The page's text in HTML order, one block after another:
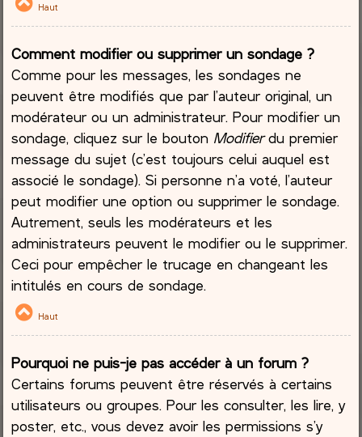
Haut
Comment modifier ou supprimer un sondage ?
Comme pour les messages, les sondages ne
peuvent être modifiés que par l’auteur original, un
modérateur ou un administrateur. Pour modifier un
sondage, cliquez sur le bouton Modifierdu premier
message du sujet (c’est toujours celui auquel est
associé le sondage). Si personne n’a voté, l’auteur
peut modifier une option ou supprimer le sondage.
Autrement, seuls les modérateurs et les
administrateurs peuvent le modifier ou le supprimer.
Ceci pour empêcher le trucage en changeant les
intitulés en cours de sondage.
Haut
Pourquoi ne puis-je pas accéder à un forum ?
Certains forums peuvent être réservés à certains
utilisateurs ou groupes. Pour les consulter, les lire, y
poster, etc., vous devez avoir les permissions s’y